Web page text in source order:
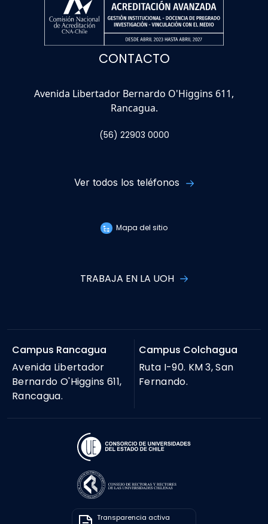
CONTACTO
Avenida Libertador Bernardo O'Higgins 611,
Rancagua.
(56) 22903 0000
Ver todos los teléfonos
Mapa del sitio
TRABAJA EN LA UOH
Campus Rancagua
Avenida Libertador
Bernardo O'Higgins 611,
Rancagua.
Campus Colchagua
Ruta I-90. KM 3, San
Fernando.
Transparencia activa